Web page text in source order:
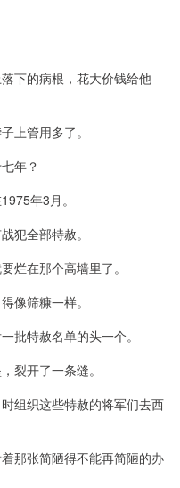
下的病根，花大价钱给他
上管用多了。
年？
年3月。
犯全部特赦。
烂在那个高墙里了。
像筛糠一样。
批特赦名单的头一个。
裂开了一条缝。
组织这些特赦的将军们去西
那张简陋得不能再简陋的办